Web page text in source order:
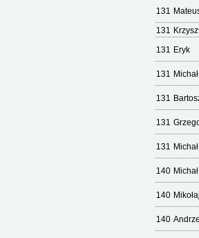
131
131
131 Eryk
131 Michał
131
131
131 Michał
140 Michał
140
140